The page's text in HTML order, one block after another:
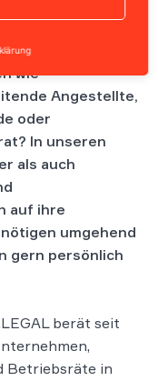
wie
Angestellte,
oder
In unseren
als auch
auf ihre
umgehend
gern persönlich
berät seit
Betriebsräte in